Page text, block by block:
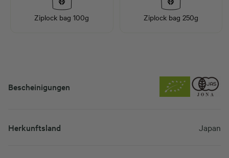
Ziplock bag 100g Ziplock bag 250g
Bescheinigungen
Herkunftsland Japan